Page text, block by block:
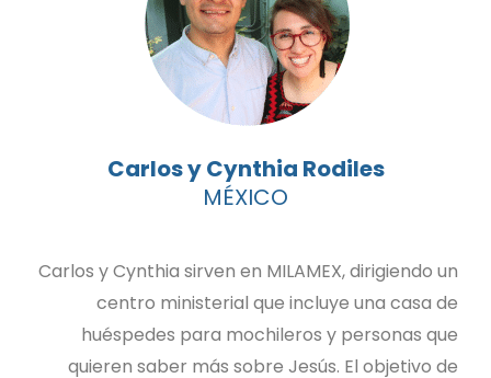
Carlos y Cynthia Rodiles
MÉXICO
Carlos y Cynthia sirven en MILAMEX, dirigiendo un
centro ministerial que incluye una casa de
huéspedes para mochileros y personas que
quieren saber más sobre Jesús. El objetivo de